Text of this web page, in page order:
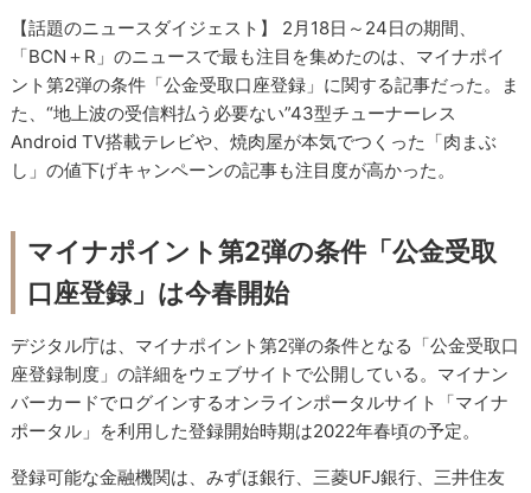
【話題のニュースダイジェスト】 2月18日～24日の期間、
「BCN＋R」のニュースで最も注目を集めたのは、マイナポイ
ント第2弾の条件「公金受取口座登録」に関する記事だった。ま
た、“地上波の受信料払う必要ない”43型チューナーレス
Android TV搭載テレビや、焼肉屋が本気でつくった「肉まぶ
し」の値下げキャンペーンの記事も注目度が高かった。
マイナポイント第2弾の条件「公金受取
口座登録」は今春開始
デジタル庁は、マイナポイント第2弾の条件となる「公金受取口
座登録制度」の詳細をウェブサイトで公開している。マイナン
バーカードでログインするオンラインポータルサイト「マイナ
ポータル」を利用した登録開始時期は2022年春頃の予定。
登録可能な金融機関は、みずほ銀行、三菱UFJ銀行、三井住友